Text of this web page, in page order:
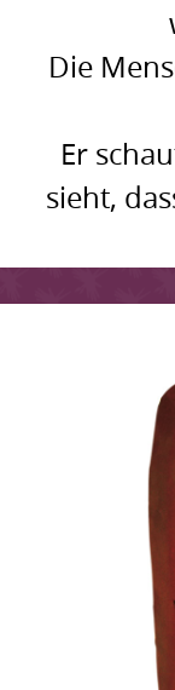
Die
Er
sieht,